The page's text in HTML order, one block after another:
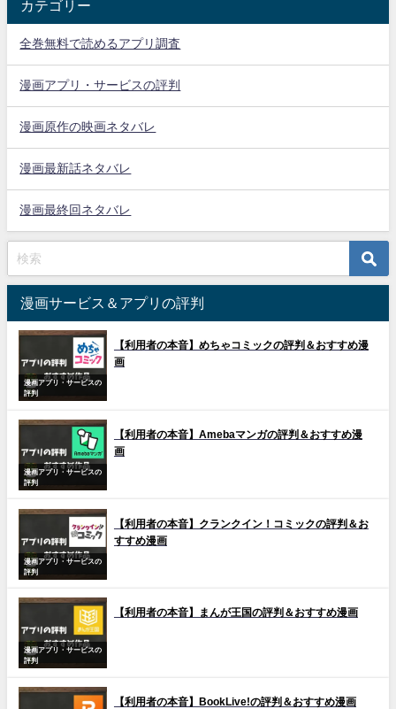
カテゴリー
全巻無料で読めるアプリ調査
漫画アプリ・サービスの評判
漫画原作の映画ネタバレ
漫画最新話ネタバレ
漫画最終回ネタバレ
漫画サービス＆アプリの評判
漫画アプリ・サービスの
評判
【利用者の本音】めちゃコミックの評判＆おすすめ漫
画
漫画アプリ・サービスの
評判
【利用者の本音】Amebaマンガの評判＆おすすめ漫
画
漫画アプリ・サービスの
評判
【利用者の本音】クランクイン！コミックの評判＆お
すすめ漫画
漫画アプリ・サービスの
評判
【利用者の本音】まんが王国の評判＆おすすめ漫画
【利用者の本音】BookLive!の評判＆おすすめ漫画